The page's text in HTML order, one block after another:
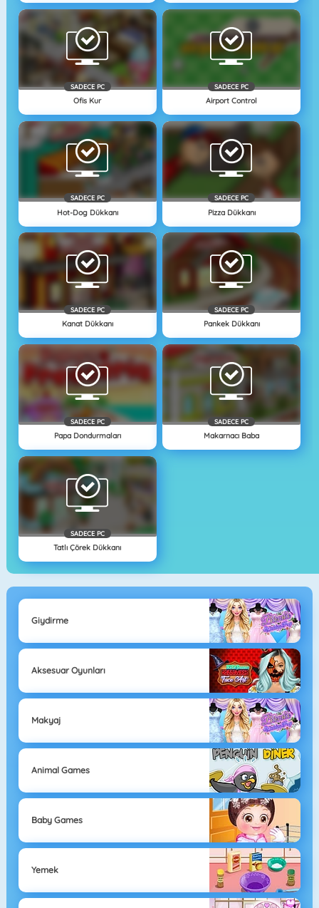
SADECE PC
Ofis Kur
SADECE PC
Airport Control
SADECE PC
Hot-Dog Dükkanı
SADECE PC
Pizza Dükkanı
SADECE PC
Kanat Dükkanı
SADECE PC
Pankek Dükkanı
SADECE PC
Papa Dondurmaları
SADECE PC
Makarnacı Baba
SADECE PC
Tatlı Çörek Dükkanı
Giydirme
Aksesuar Oyunları
Makyaj
Animal Games
Baby Games
Yemek